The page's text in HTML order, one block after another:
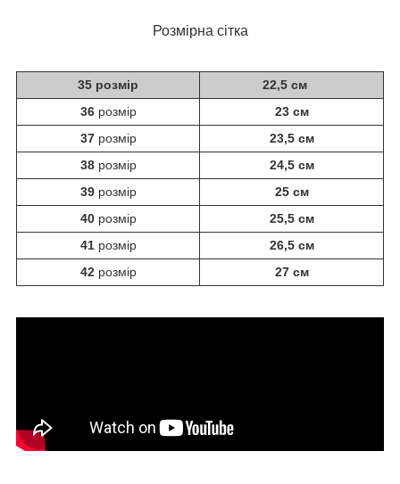
Розмірна сітка
35 розмір
22,5 см
36 розмір
23 см
37 розмір
23,5 см
38 розмір
24,5 см
39 розмір
25 см
40 розмір
25,5 см
41 розмір
26,5 см
42 розмір 27 см